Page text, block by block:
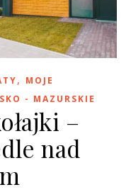
, MOJE
- MAZURSKIE
–
nad